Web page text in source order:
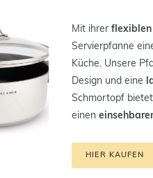
Mit ihrer flexiblen
Servierpfanne
Küche. Unsere
Design und eine
Schmortopf
einen
HIER KAUFEN